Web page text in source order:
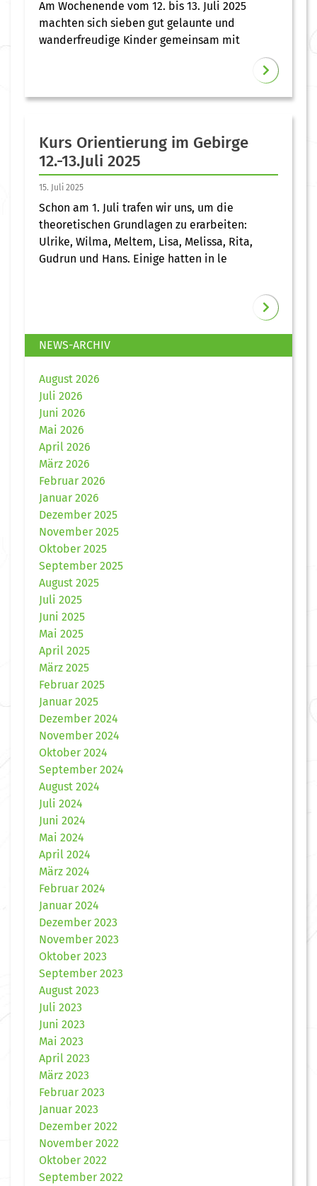
Am Wochenende vom 12. bis 13. Juli 2025
machten sich sieben gut gelaunte und
wanderfreudige Kinder gemeinsam mit
Kurs Orientierung im Gebirge
12.-13.Juli 2025
15. Juli 2025
Schon am 1. Juli trafen wir uns, um die
theoretischen Grundlagen zu erarbeiten:
Ulrike, Wilma, Meltem, Lisa, Melissa, Rita,
Gudrun und Hans. Einige hatten in le
NEWS-ARCHIV
August 2026
Juli 2026
Juni 2026
Mai 2026
April 2026
März 2026
Februar 2026
Januar 2026
Dezember 2025
November 2025
Oktober 2025
September 2025
August 2025
Juli 2025
Juni 2025
Mai 2025
April 2025
März 2025
Februar 2025
Januar 2025
Dezember 2024
November 2024
Oktober 2024
September 2024
August 2024
Juli 2024
Juni 2024
Mai 2024
April 2024
März 2024
Februar 2024
Januar 2024
Dezember 2023
November 2023
Oktober 2023
September 2023
August 2023
Juli 2023
Juni 2023
Mai 2023
April 2023
März 2023
Februar 2023
Januar 2023
Dezember 2022
November 2022
Oktober 2022
September 2022